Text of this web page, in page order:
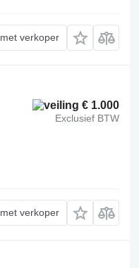
verkoper
€ 1.000
Exclusief BTW
verkoper